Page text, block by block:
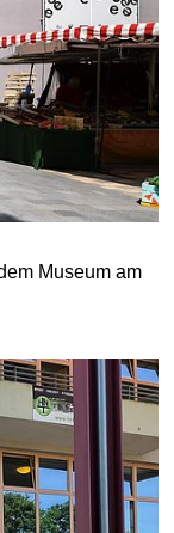
Museum am